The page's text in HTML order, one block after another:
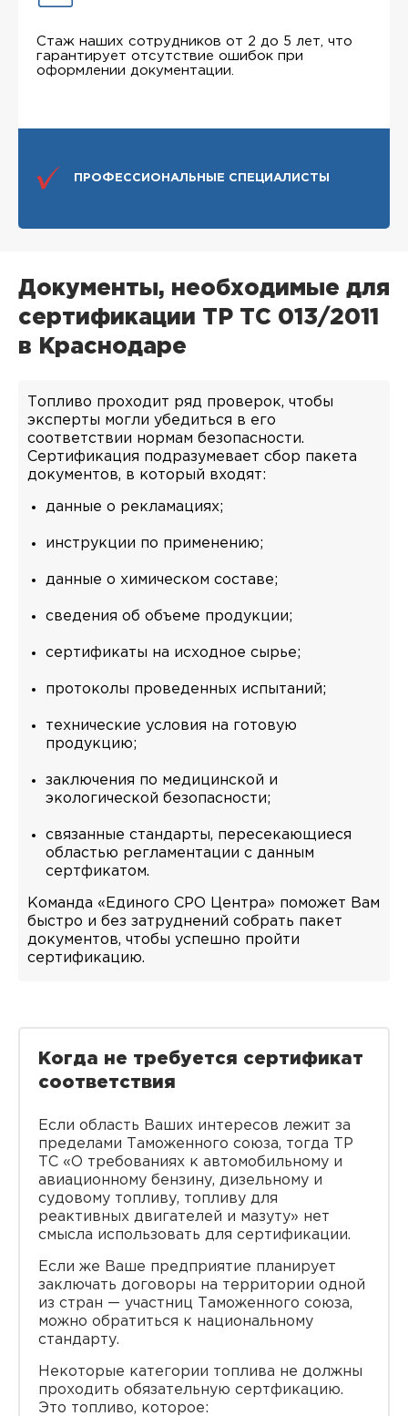
Стаж наших сотрудников от 2 до 5 лет, что
гарантирует отсутствие ошибок при
оформлении документации.
ПРОФЕССИОНАЛЬНЫЕ СПЕЦИАЛИСТЫ
Документы, необходимые для
сертификации ТР ТС 013/2011
в Краснодаре
Топливо проходит ряд проверок, чтобы
эксперты могли убедиться в его
соответствии нормам безопасности.
Сертификация подразумевает сбор пакета
документов, в который входят:
данные о рекламациях;
инструкции по применению;
данные о химическом составе;
сведения об объеме продукции;
сертификаты на исходное сырье;
протоколы проведенных испытаний;
технические условия на готовую
продукцию;
заключения по медицинской и
экологической безопасности;
связанные стандарты, пересекающиеся
областью регламентации с данным
сертфикатом.
Команда «Единого СРО Центра» поможет Вам
быстро и без затруднений собрать пакет
документов, чтобы успешно пройти
сертификацию.
Когда не требуется сертификат
соответствия
Если область Ваших интересов лежит за
пределами Таможенного союза, тогда ТР
ТС «О требованиях к автомобильному и
авиационному бензину, дизельному и
судовому топливу, топливу для
реактивных двигателей и мазуту» нет
смысла использовать для сертификации.
Если же Ваше предприятие планирует
заключать договоры на территории одной
из стран — участниц Таможенного союза,
можно обратиться к национальному
стандарту.
Некоторые категории топлива не должны
проходить обязательную сертфикацию.
Это топливо, которое: